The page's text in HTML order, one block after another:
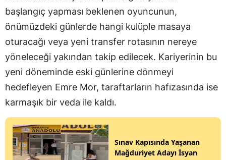
başlangıç yapması beklenen oyuncunun,
önümüzdeki günlerde hangi kulüple masaya
oturacağı veya yeni transfer rotasının nereye
yöneleceği yakından takip edilecek. Kariyerinin bu
yeni döneminde eski günlerine dönmeyi
hedefleyen Emre Mor, taraftarların hafızasında ise
karmaşık bir veda ile kaldı.
Sınav Kapısında Yaşanan
Mağduriyet Adayı İsyan